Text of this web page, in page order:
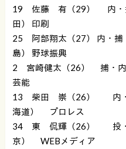
19 佐藤 有（29） 内
田） 印刷
25 阿部翔太（27） 内
島） 野球振興
2 宮崎健太（26） 捕
芸能
13 柴田 崇（26） 内・
海道） プロレス
34 東 侃輝（26） 投
京） WEBメディア